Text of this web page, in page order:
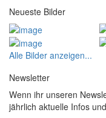
Neueste Bilder
Alle Bilder anzeigen...
Newsletter
Wenn ihr unseren
jährlich aktuelle Infos